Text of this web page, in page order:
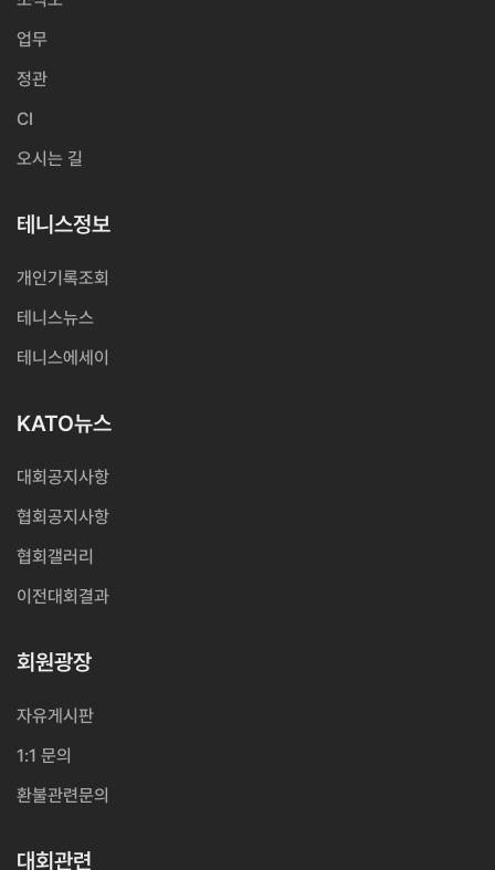
업무
정관
CI
오시는 길
테니스정보
개인기록조회
테니스뉴스
테니스에세이
KATO뉴스
대회공지사항
협회공지사항
협회갤러리
이전대회결과
회원광장
자유게시판
1:1 문의
환불관련문의
대회관련